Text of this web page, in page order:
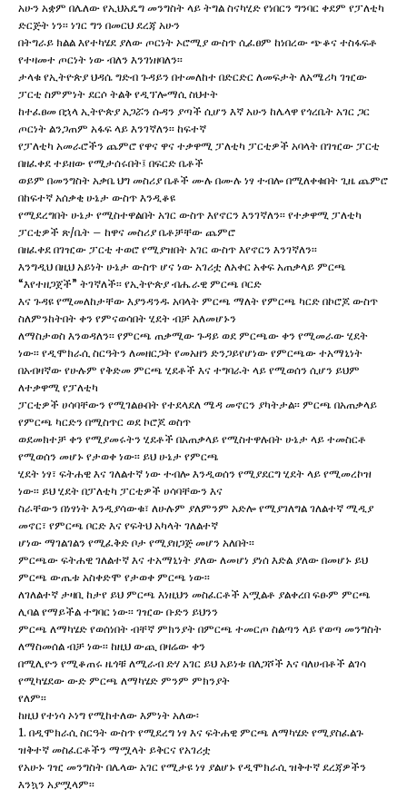
አሁን አቋም በሌለው የኢህአዴግ መንግስት ላይ ትግል ስናካሂድ የነበርን ግንባር ቀደም የፓለቲካ
ድርጅት ነን፡፡ ነገር ግን በመርህ ደረጃ አሁን
በትግራይ ክልል እየተካሄደ ያለው ጦርነት ኦሮሚያ ውስጥ ሲፈፀም ከነበረው ጭቆና ተስፋፍቶ
የተዛመተ ጦርነት ነው ብለን እንገነዘባለን፡፡
ታላቁ የኢትዮጵያ ህዳሴ ግድብ ጉዳይን በተመለከተ በድርድር ለመፍታት ለአሜሪካ ገዢው
ፓርቲ ስምምነት ደርሶ ትልቅ የዲፕሎማሲ ስህተት
ከተፈፀመ በኋላ ኢትዮጵያ አጋሯን ሱዳን ያጣች ሲሆን እኛ አሁን ከሌላዋ የጎረቤት አገር ጋር
ጦርነት ልንጋጠም አፋፍ ላይ እንገኛለን፡፡ ከፍተኛ
የፓለቲካ አመራሮችን ጨምሮ የዋና ዋና ተቃዋሚ ፓለቲካ ፓርቲዎች አባላት በገዢው ፓርቲ
በዘፈቀደ ተይዘው የሚታሰሩበት፤ በፍርድ ቤቶች
ወይም በመንግስት አቃቤ ህግ መስሪያ ቤቶች ሙሉ በሙሉ ነፃ ተብሎ በሚለቀቁበት ጊዜ ጨምሮ
በከፍተኛ አሰቃቂ ሁኔታ ውስጥ እንዲቆዩ
የሚደረግበት ሁኔታ የሚስተዋልበት አገር ውስጥ እየኖርን እንገኛለን፡፡ የተቃዋሚ ፓለቲካ
ፓርቲዎች ጽ/ቤት – ከዋና መስሪያ ቤቶቻቸው ጨምሮ
በዘፈቀደ በገዢው ፓርቲ ተወሮ የሚያዝበት አገር ውስጥ እየኖርን እንገኛለን፡፡
እንግዲህ በዚህ አይነት ሁኔታ ውስጥ ሆና ነው አገሪቷ ለአቀር አቀፍ አጠቃላይ ምርጫ
“እየተዘጋጀች” ትገኛለች፡፡ የኢትዮጵያ ብሔራዊ ምርጫ ቦርድ
እና ጉዳዩ የሚመለከታቸው እያንዳንዱ አባላት ምርጫ ማለት የምርጫ ካርድ በኮሮጆ ውስጥ
ስለምንከትበት ቀን የምናወሳበት ሂደት ብቻ አለመሆኑን
ለማስታወስ እንወዳለን፡፡ የምርጫ ጠቃሚው ጉዳይ ወደ ምርጫው ቀን የሚመራው ሂደት
ነው፡፡ የዲሞክራሲ ስርዓትን ለመዘርጋት የመአዘን ድንጋይየሆነው የምርጫው ተአማኒነት
በአብዛኛው የሁሉም የቅድመ ምርጫ ሂደቶች እና ተግባራት ላይ የሚወሰን ሲሆን ይህም
ለተቃዋሚ የፓለቲካ
ፓርቲዎች ሀሳባቸውን የሚገልፁበት የተደላደለ ሜዳ መኖርን ያካትታል፡፡ ምርጫ በአጠቃላይ
የምርጫ ካርድን በሚስጥር ወደ ኮሮጆ ወስጥ
ወደመክተቻ ቀን የሚያመሩትን ሂደቶች በአጠቃላይ የሚስተዋሉበት ሁኔታ ላይ ተመስርቶ
የሚወሰን መሆኑ የታወቀ ነው፡፡ ይህ ሁኔታ የምርጫ
ሂደት ነፃ፣ ፍትሐዊ እና ገለልተኛ ነው ተብሎ እንዲወሰን የሚያደርግ ሂደት ላይ የሚመረኮዝ
ነው፡፡ ይህ ሂደት በፓለቲካ ፓርቲዎች ሀሳባቸውን እና
ስራቸውን በነፃነት እንዲያሳውቁ፣ ለሁሉም ያለምንም አድሎ የሚያገለግል ገለልተኛ ሚዲያ
መኖር፣ የምርጫ ቦርድ እና የፍትህ አካላት ገለልተኛ
ሆነው ማገልገልን የሚፈቅድ ቦታ የሚያዘጋጅ መሆን አለበት፡፡
ምርጫው ፍትሐዊ ገለልተኛ እና ተአማኒነት ያለው ለመሆነ ያነሰ እድል ያለው በመሆኑ ይህ
ምርጫ ውጤቱ አስቀድሞ የታወቀ ምርጫ ነው፡፡
ለገለልተኛ ታዛቢ ከታየ ይህ ምርጫ እነዚህን መስፈርቶች አሟልቶ ያልቀረበ ፍፁም ምርጫ
ሊባል የማይችል ተግባር ነው፡፡ ገዢው ቡድን ይህንን
ምርጫ ለማካሄድ የወሰነበት ብቸኛ ምክንያት በምርጫ ተመርጦ ስልጣን ላይ የወጣ መንግስት
ለማስመሰል ብቻ ነው፡፡ ከዚህ ውጪ በዛሬው ቀን
በሚሊዮን የሚቆጠሩ ዜጎቹ ለሚራብ ድሃ አገር ይህ አይነቱ በለጋሾች እና ባለሀብቶች ልገሳ
የሚካሄደው ውድ ምርጫ ለማካሄድ ምንም ምክንያት
የለም፡፡
ከዚህ የተነሳ ኦነግ የሚከተለው እምነት አለው፡
1. በዲሞክራሲ ስርዓት ውስጥ የሚደረግ ነፃ እና ፍትሐዊ ምርጫ ለማካሄድ የሚያስፈልጉ
ዝቅተኛ መስፈርቶችን ማሟላት ይቅርና የአገሪቷ
የአሁኑ ገዢ መንግስት በሌላው አገር የሚታዩ ነፃ ያልሆኑ የዲሞክራሲ ዝቅተኛ ደረጃዎችን
እንኳን አያሟላም፡፡